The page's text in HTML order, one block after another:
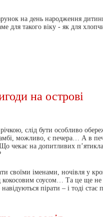
на день народження
для такого віку - як для
на острові
слід бути особливо
можливо, є печера… А в
чекає на допитливих
своїми іменами, ночівля у
кокосовим соусом… Та це ще не
пірати – і тоді стає